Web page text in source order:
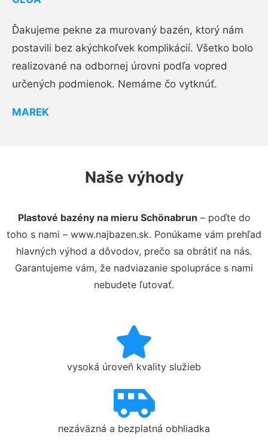
Ďakujeme pekne za murovaný bazén, ktorý nám
postavili bez akýchkoľvek komplikácií. Všetko bolo
realizované na odbornej úrovni podľa vopred
určených podmienok. Nemáme čo vytknúť.
MAREK
Naše výhody
Plastové bazény na mieru Schönabrun – poďte do
toho s nami – www.najbazen.sk. Ponúkame vám prehľad
hlavných výhod a dôvodov, prečo sa obrátiť na nás.
Garantujeme vám, že nadviazanie spolupráce s nami
nebudete ľutovať.
vysoká úroveň kvality služieb
nezáväzná a bezplatná obhliadka